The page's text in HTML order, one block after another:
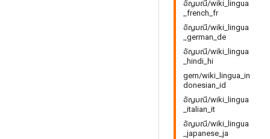
อัญมณี/wiki_lingua
_french_fr
อัญมณี/wiki_lingua
_german_de
อัญมณี/wiki_lingua
_hindi_hi
gem/wiki_lingua_in
donesian_id
อัญมณี/wiki_lingua
_italian_it
อัญมณี/wiki_lingua
_japanese_ja